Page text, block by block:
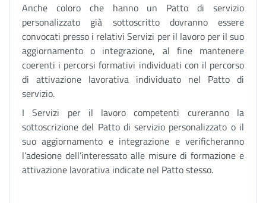
Anche coloro che hanno un Patto di servizio
personalizzato già sottoscritto dovranno essere
convocati presso i relativi Servizi per il lavoro per il suo
aggiornamento o integrazione, al fine mantenere
coerenti i percorsi formativi individuati con il percorso
di attivazione lavorativa individuato nel Patto di
servizio.
I Servizi per il lavoro competenti cureranno la
sottoscrizione del Patto di servizio personalizzato o il
suo aggiornamento e integrazione e verificheranno
l’adesione dell’interessato alle misure di formazione e
attivazione lavorativa indicate nel Patto stesso.